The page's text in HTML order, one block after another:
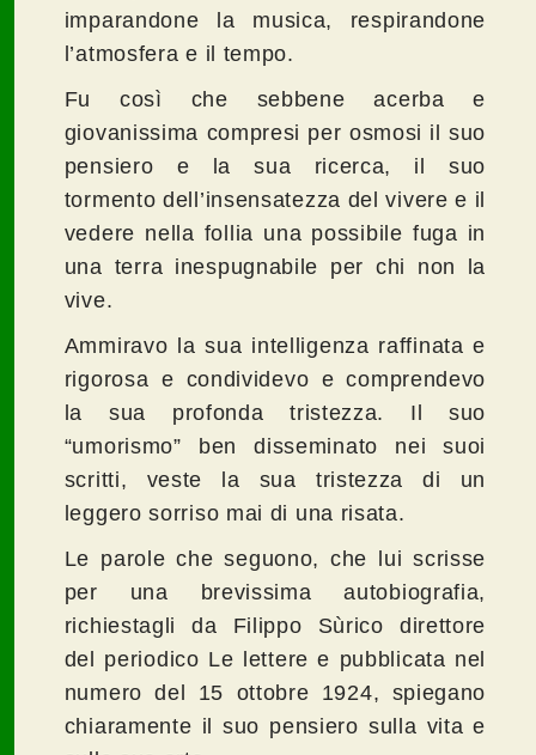
imparandone la musica, respirandone
l’atmosfera e il tempo.
Fu così che sebbene acerba e
giovanissima compresi per osmosi il suo
pensiero e la sua ricerca, il suo
tormento dell’insensatezza del vivere e il
vedere nella follia una possibile fuga in
una terra inespugnabile per chi non la
vive.
Ammiravo la sua intelligenza raffinata e
rigorosa e condividevo e comprendevo
la sua profonda tristezza. Il suo
“umorismo” ben disseminato nei suoi
scritti, veste la sua tristezza di un
leggero sorriso mai di una risata.
Le parole che seguono, che lui scrisse
per una brevissima autobiografia,
richiestagli da Filippo Sùrico direttore
del periodico Le lettere e pubblicata nel
numero del 15 ottobre 1924, spiegano
chiaramente il suo pensiero sulla vita e